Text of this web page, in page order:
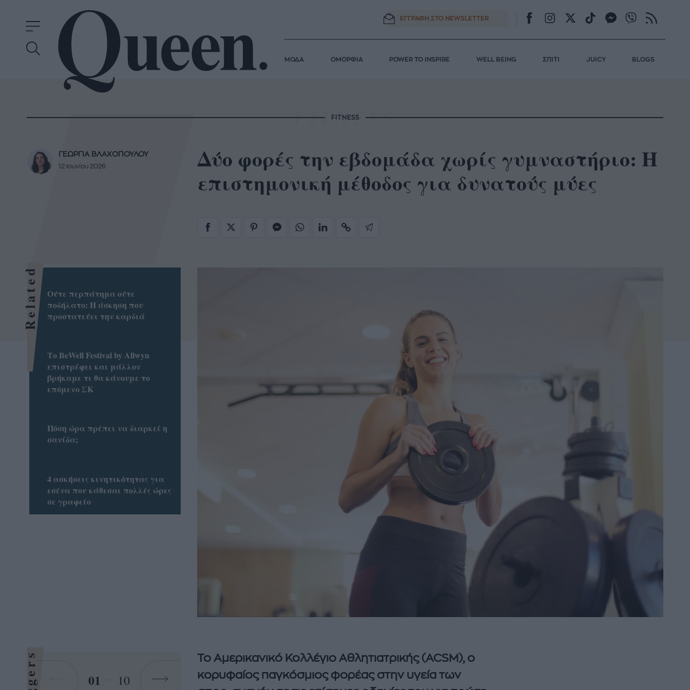
ΕΓΓΡΑΦΗ ΣΤΟ NEWSLETTER
ΜΟΔΑ ΟΜΟΡΦΙΑ POWER TO INSPIRE WELL BEING ΣΠΙΤΙ JUICY BLOGS
FITNESS
Δύο φορές την εβδομάδα χωρίς γυμναστήριο: Η
επιστημονική μέθοδος για δυνατούς μύες
ΓΕΩΡΓΙΑ ΒΛΑΧΟΠΟΥΛΟΥ
12 Ιουνίου 2026
Το Αμερικανικό Κολλέγιο Αθλητιατρικής (ACSM), ο
κορυφαίος παγκόσμιος φορέας στην υγεία των
Related
Ούτε περπάτημα ούτε
ποδήλατο: Η άσκηση που
προστατεύει την καρδιά
Το BeWell Festival by Allwyn
επιστρέφει και μάλλον
βρήκαμε τι θα κάνουμε το
επόμενο ΣΚ
Πόση ώρα πρέπει να διαρκεί η
σανίδα;
4 ασκήσεις κινητικότητας για
εσένα που κάθεσαι πολλές ώρες
σε γραφείο
01 10